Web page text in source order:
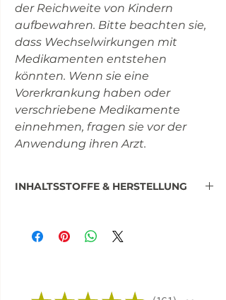
der Reichweite von Kindern
aufbewahren. Bitte beachten sie,
dass Wechselwirkungen mit
Medikamenten entstehen
könnten. Wenn sie eine
Vorerkrankung haben oder
verschriebene Medikamente
einnehmen, fragen sie vor der
Anwendung ihren Arzt.
INHALTSSTOFFE & HERSTELLUNG
Säureregulatoren: (Zitronensäure,
Natriumbicarbonat), Fruchtaromen,